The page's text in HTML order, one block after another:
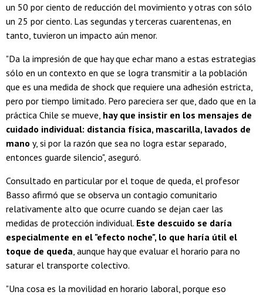
un 50 por ciento de reducción del movimiento y otras con sólo
un 25 por ciento. Las segundas y terceras cuarentenas, en
tanto, tuvieron un impacto aún menor.
"Da la impresión de que hay que echar mano a estas estrategias
sólo en un contexto en que se logra transmitir a la población
que es una medida de shock que requiere una adhesión estricta,
pero por tiempo limitado. Pero pareciera ser que, dado que en la
práctica Chile se mueve, hay que insistir en los mensajes de
cuidado individual: distancia física, mascarilla, lavados de
mano y, si por la razón que sea no logra estar separado,
entonces guarde silencio", aseguró.
Consultado en particular por el toque de queda, el profesor
Basso afirmó que se observa un contagio comunitario
relativamente alto que ocurre cuando se dejan caer las
medidas de protección individual. Este descuido se daría
especialmente en el "efecto noche", lo que haría útil el
toque de queda , aunque hay que evaluar el horario para no
saturar el transporte colectivo.
"Una cosa es la movilidad en horario laboral, porque eso